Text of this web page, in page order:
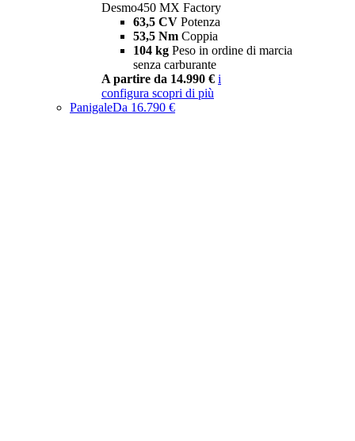
Desmo450 MX Factory
63,5 CV Potenza
53,5 Nm Coppia
104 kg Peso in ordine di marcia
senza carburante
A partire da 14.990 € i
configura scopri di più
PanigaleDa 16.790 €